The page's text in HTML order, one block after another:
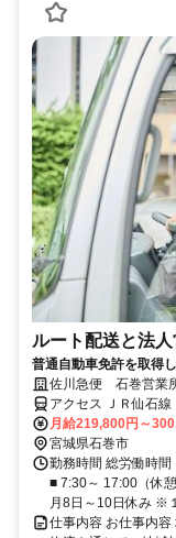
ルート配送と法
普通自動車免許を取得
未経験者OK◎
佐川急便 石巻営業
アクセス ＪＲ仙石線
月給219,800円～
宮城県石巻市
勤務時間 総労働時
■ 7:30～ 17:00（休
月8日～10日休み ※
仕事内容 お仕事内